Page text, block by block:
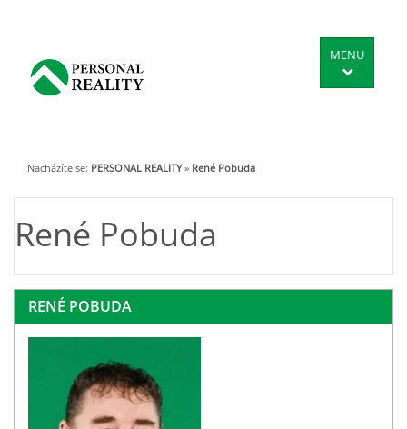
MENU
Nacházíte se: PERSONAL REALITY » René Pobuda
René Pobuda
RENÉ POBUDA